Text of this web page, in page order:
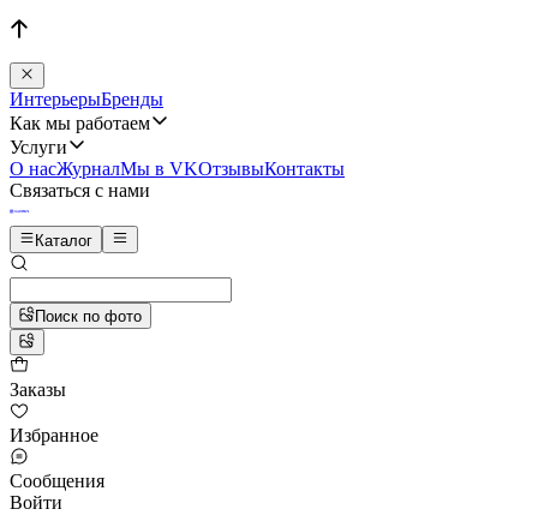
ИнтерьерыБренды
Как мы работаем
Услуги
О насЖурналМы в VKОтзывыКонтакты
Связаться с нами
Каталог
Поиск по фото
Заказы
Избранное
Сообщения
Войти